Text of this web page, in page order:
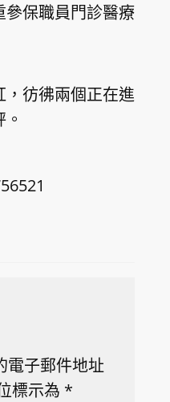
保職員門診醫療
彷彿兩個正在進
電子郵件地址
標示為 *